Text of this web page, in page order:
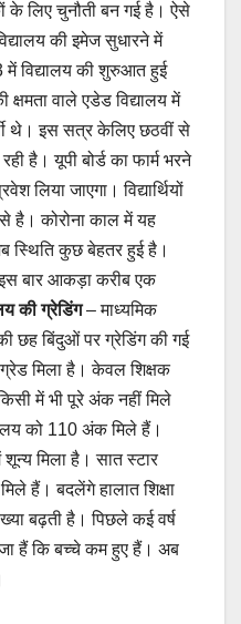
के लिए चुनौती बन गई है। ऐसे
की इमेज सुधारने में
विद्यालय की शुरुआत हुई
क्षमता वाले एडेड विद्यालय में
थे। इस सत्र केलिए छठवीं से
है। यूपी बोर्ड का फार्म भरने
लिया जाएगा। विद्यार्थियों
है। कोरोना काल में यह
स्थिति कुछ बेहतर हुई है।
बार आकड़ा करीब एक
की ग्रेडिंग– माध्यमिक
छह बिंदुओं पर ग्रेडिंग की गई
मिला है। केवल शिक्षक
में भी पूरे अंक नहीं मिले
को 110 अंक मिले हैं।
शून्य मिला है। सात स्टार
हैं। बदलेंगे हालात शिक्षा
बढ़ती है। पिछले कई वर्ष
हैं कि बच्चे कम हुए हैं। अब